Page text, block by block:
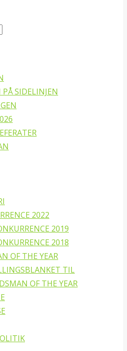
SIDELINJEN
2022
2019
2018
OF THE YEAR
TIL
OF THE YEAR